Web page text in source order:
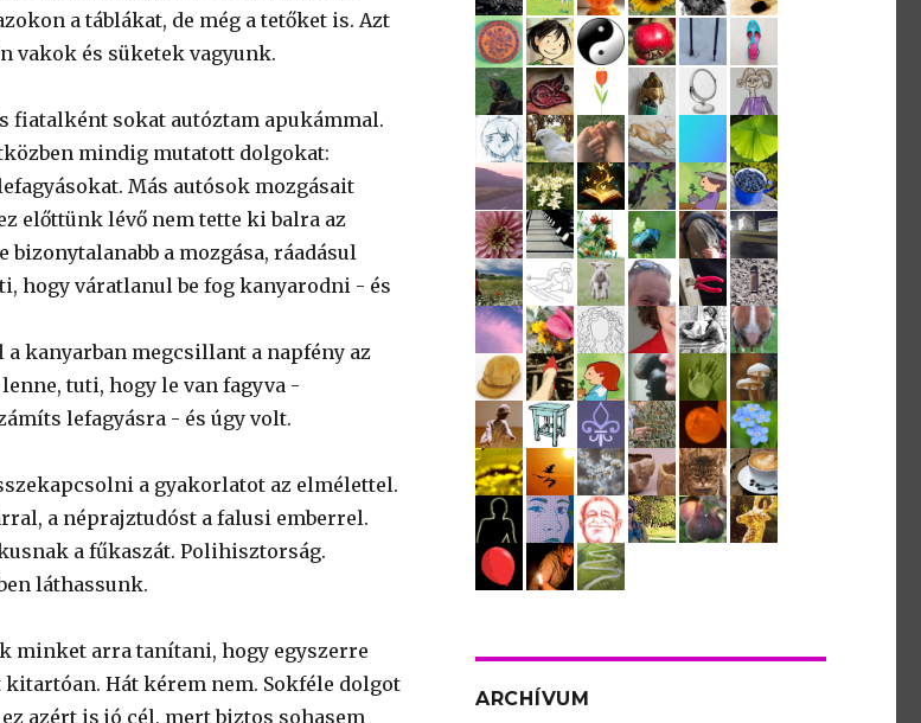
a táblákat, de még a tetőket is. Azt
vakok és süketek vagyunk.
fiatalként sokat autóztam apukámmal.
mindig mutatott dolgokat:
Más autósok mozgásait
előttünk lévő nem tette ki balra az
bizonytalanabb a mozgása, ráadásul
hogy váratlanul be fog kanyarodni - és
kanyarban megcsillant a napfény az
tuti, hogy le van fagyva -
lefagyásra - és úgy volt.
a gyakorlatot az elmélettel.
a néprajztudóst a falusi emberrel.
a fűkaszát. Polihisztorság.
láthassunk.
minket arra tanítani, hogy egyszerre
Hát kérem nem. Sokféle dolgot
azért is jó cél, mert biztos sohasem
ARCHÍVUM